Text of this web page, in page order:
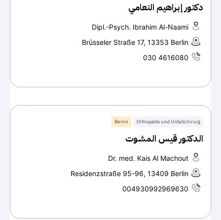
دكتور إبراهيم النعامي
Dipl.-Psych. Ibrahim Al-Naami
Brüsseler Straße 17, 13353 Berlin
030 4616080
Orthopäde und Unfallchirurg
Berlin
الدكتور قيس المشوت
Dr. med. Kais Al Machout
Residenzstraße 95-96, 13409 Berlin
004930992969630